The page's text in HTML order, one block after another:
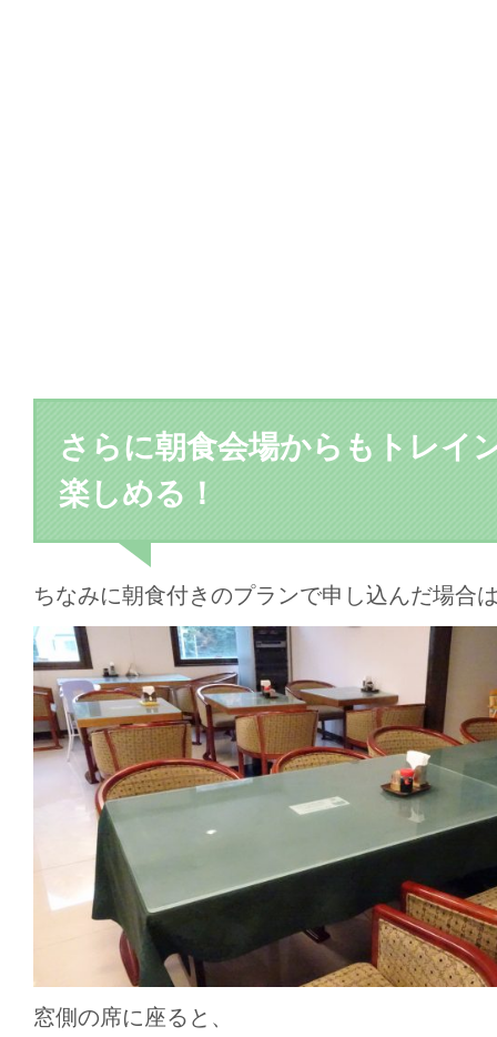
さらに朝食会場からもトレイ
楽しめる！
ちなみに朝食付きのプランで申し込んだ場合
窓側の席に座ると、